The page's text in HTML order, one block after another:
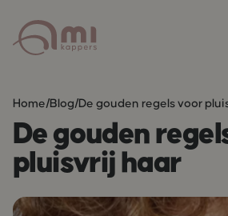
Home/Blog/De gouden regels voor
De gouden
pluisvrij haar